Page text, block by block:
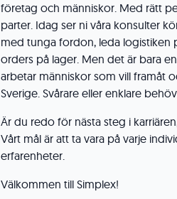
företag och människor. Med rätt
parter. Idag ser ni våra konsulter
med tunga fordon, leda logistiken
orders på lager. Men det är bara
arbetar människor som vill framåt
Sverige. Svårare eller enklare
Är du redo för nästa steg i
Vårt mål är att ta vara på varje
erfarenheter.
Välkommen till Simplex!